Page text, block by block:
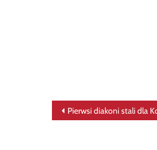
Nawigacja
Pierwsi diakoni stali dla Kościoła w